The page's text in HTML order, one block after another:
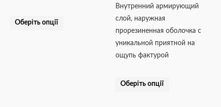
Оберіть опції
Внутренний армирующий
слой, наружная
прорезиненная оболочка с
уникальной приятной на
ощупь фактурой
Оберіть опції
товару